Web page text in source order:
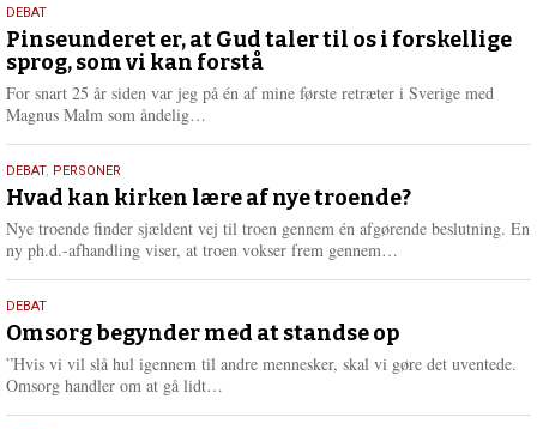
5.
august
2026
DEBAT
Pinseunderet er, at Gud taler til os i forskellige
sprog, som vi kan forstå
For snart 25 år siden var jeg på én af mine første retræter i Sverige med
Magnus Malm som åndelig…
e
r
e
25.
juli
2026
DEBAT, PERSONER
Hvad kan kirken lære af nye troende?
Nye troende finder sjældent vej til troen gennem én afgørende beslutning. En
ny ph.d.-afhandling viser, at troen vokser frem gennem…
e
r
e
9.
juli
2026
DEBAT
Omsorg begynder med at standse op
”Hvis vi vil slå hul igennem til andre mennesker, skal vi gøre det uventede.
Omsorg handler om at gå lidt…